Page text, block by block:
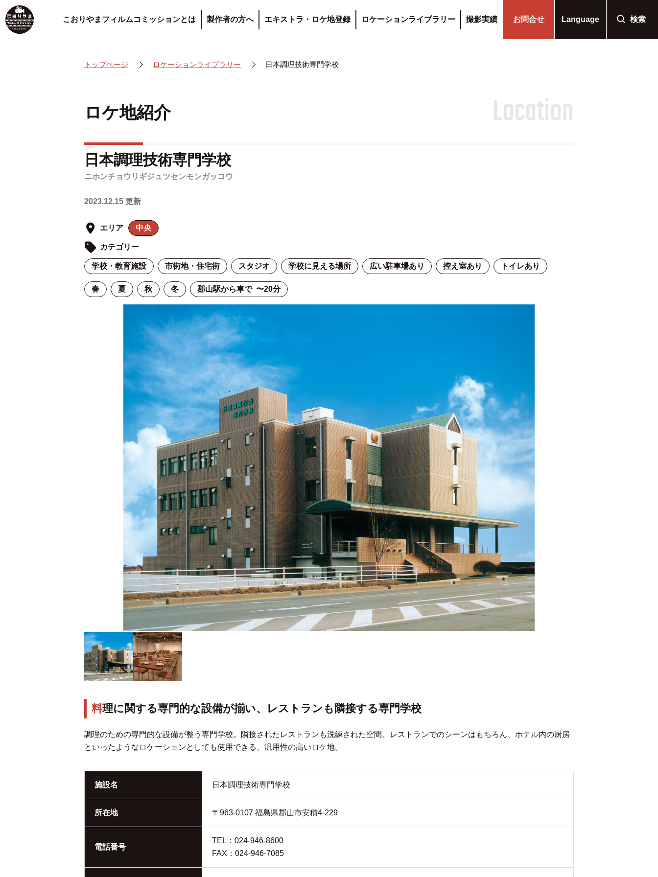
こおりやまフィルムコミッションとは 製作者の方へ エキストラ・ロケ地登録 ロケーションライブラリー 撮影実績 お問合せ Language 検索
トップページ ロケーションライブラリー 日本調理技術専門学校
ロケ地紹介 Location
日本調理技術専門学校
ニホンチョウリギジュツセンモンガッコウ
2023.12.15 更新
エリア 中央
カテゴリー
学校・教育施設 市街地・住宅街 スタジオ 学校に見える場所 広い駐車場あり 控え室あり トイレあり
春 夏 秋 冬 郡山駅から車で 〜20分
料理に関する専門的な設備が揃い、レストランも隣接する専門学校
調理のための専門的な設備が整う専門学校。隣接されたレストランも洗練された空間。レストランでのシーンはもちろん、ホテル内の厨房
といったようなロケーションとしても使用できる、汎用性の高いロケ地。
施設名 日本調理技術専門学校
所在地 〒963-0107 福島県郡山市安積4-229
電話番号
TEL：024-946-8600
FAX：024-946-7085